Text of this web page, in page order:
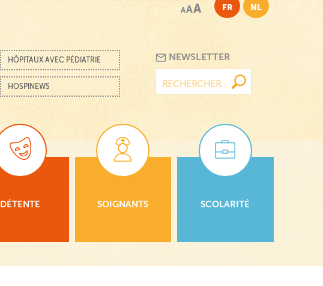
AAA FR NL
HÔPITAUX AVEC PÉDIATRIE
HOSPINEWS
NEWSLETTER
DÉTENTE SOIGNANTS SCOLARITÉ